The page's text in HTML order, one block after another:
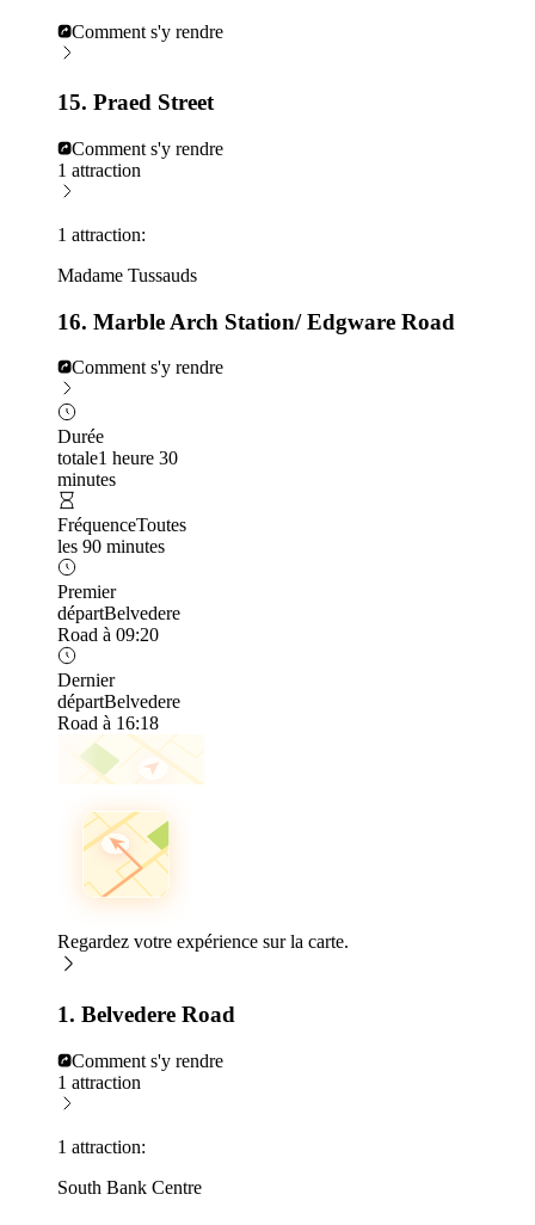
Comment s'y rendre
15. Praed Street
Comment s'y rendre
1 attraction
1 attraction:
Madame Tussauds
16. Marble Arch Station/ Edgware Road
Comment s'y rendre
Durée
totale1 heure 30
minutes
FréquenceToutes
les 90 minutes
Premier
départBelvedere
Road à 09:20
Dernier
départBelvedere
Road à 16:18
Regardez votre expérience sur la carte.
1. Belvedere Road
Comment s'y rendre
1 attraction
1 attraction:
South Bank Centre